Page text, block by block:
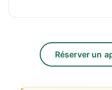
Réserver un